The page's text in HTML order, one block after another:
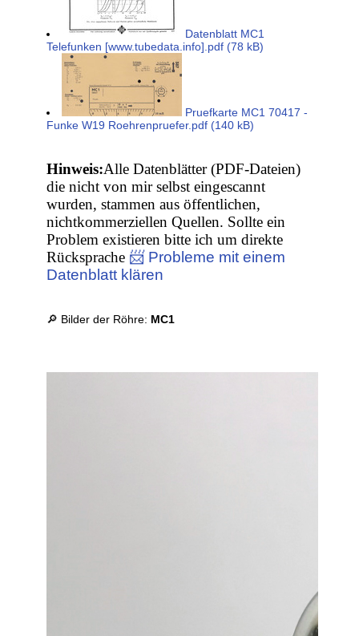
Datenblatt MC1
Telefunken [www.tubedata.info].pdf (78 kB)
Pruefkarte MC1 70417 -
Funke W19 Roehrenpruefer.pdf (140 kB)
Hinweis:Alle Datenblätter (PDF-Dateien)
die nicht von mir selbst eingescannt
wurden, stammen aus öffentlichen,
nichtkommerziellen Quellen. Sollte ein
Problem existieren bitte ich um direkte
Rücksprache 📨 Probleme mit einem
Datenblatt klären
🔎 Bilder der Röhre: MC1